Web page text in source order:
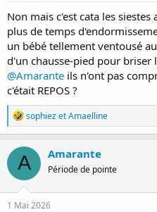
Non mais c'est cata les
plus de temps
un bébé tellement ventousé
d'un chausse-pied pour briser
@Amarante ils n'ont pas
c'était REPOS ?
R
é
a
c
t
o
n
s
sophiezetAmaelline
A Amarante
Période de pointe
1 Mai 2026